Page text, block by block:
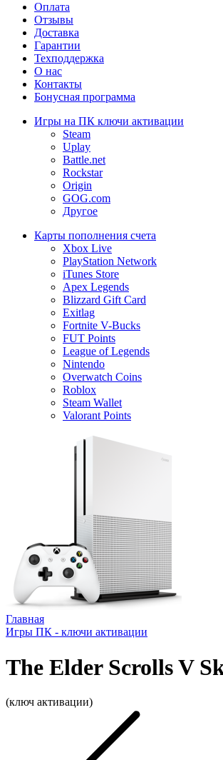
Оплата
Отзывы
Доставка
Гарантии
Техподдержка
О нас
Контакты
Бонусная программа
Игры на ПК ключи активации
Steam
Uplay
Battle.net
Rockstar
Origin
GOG.com
Другое
Карты пополнения счета
Xbox Live
PlayStation Network
iTunes Store
Apex Legends
Blizzard Gift Card
Exitlag
Fortnite V-Bucks
FUT Points
League of Legends
Nintendo
Overwatch Coins
Roblox
Steam Wallet
Valorant Points
Главная
Игры ПК - ключи активации
The Elder Scrolls V
(ключ активации)